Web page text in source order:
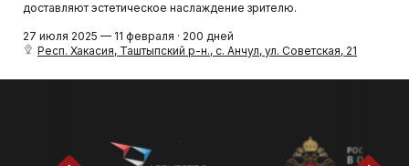
доставляют эстетическое наслаждение зрителю.
27 июля 2025 — 11 февраля · 200 дней
Респ. Хакасия, Таштыпский р-н., с. Анчул, ул. Советская, 21